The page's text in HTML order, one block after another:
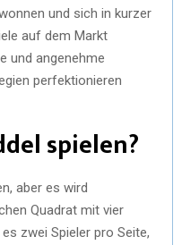
und sich in kurzer
auf dem Markt
und angenehme
perfektionieren
spielen?
aber es wird
Quadrat mit vier
zwei Spieler pro Seite,